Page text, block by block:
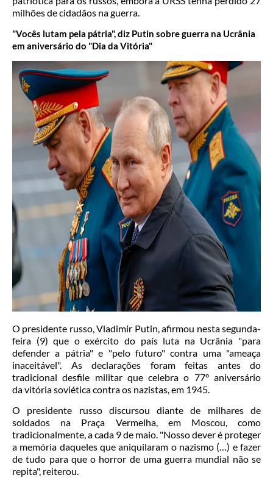
milhões de cidadãos na guerra.
"Vocês lutam pela pátria", diz Putin sobre guerra na Ucrânia
em aniversário do "Dia da Vitória"
O presidente russo, Vladimir Putin, afirmou nesta segunda-
feira (9) que o exército do país luta na Ucrânia "para
defender a pátria" e "pelo futuro" contra uma "ameaça
inaceitável". As declarações foram feitas antes do
tradicional desfile militar que celebra o 77° aniversário
da vitória soviética contra os nazistas, em 1945.
O presidente russo discursou diante de milhares de
soldados na Praça Vermelha, em Moscou, como
tradicionalmente, a cada 9 de maio. "Nosso dever é proteger
a memória daqueles que aniquilaram o nazismo (…) e fazer
de tudo para que o horror de uma guerra mundial não se
repita", reiterou.